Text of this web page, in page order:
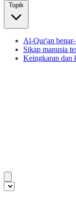
Topik
Al-Qur'an
Sikap manusia
Keingkaran dan